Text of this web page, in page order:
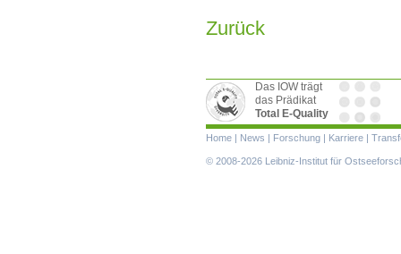
Zurück
Das IOW trägt
das Prädikat
Total E-Quality
Navigation
überspringen
Home | News | Forschung | Karriere |
© 2008-2026 Leibniz-Institut für